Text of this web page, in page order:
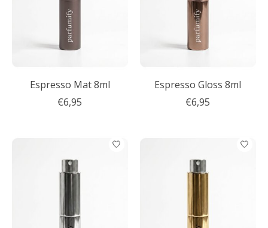
Espresso Mat 8ml
€6,95
Espresso Gloss 8ml
€6,95